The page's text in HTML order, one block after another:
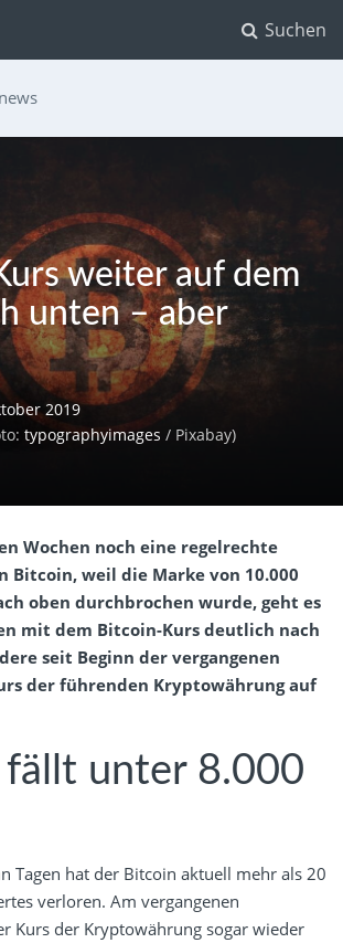
Suchen
weiter auf dem
unten – aber
2019
typographyimages / Pixabay)
Wochen noch eine regelrechte
Bitcoin, weil die Marke von 10.000
oben durchbrochen wurde, geht es
mit dem Bitcoin-Kurs deutlich nach
seit Beginn der vergangenen
der führenden Kryptowährung auf
fällt unter 8.000
Tagen hat der Bitcoin aktuell mehr als 20
verloren. Am vergangenen
Kurs der Kryptowährung sogar wieder